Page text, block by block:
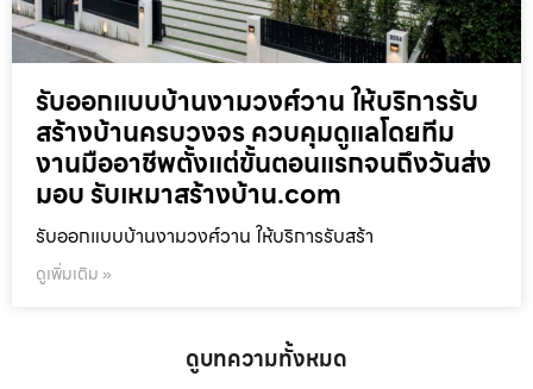
รับออกแบบบ้านงามวงศ์วาน ให้บริการรับ
สร้างบ้านครบวงจร ควบคุมดูแลโดยทีม
งานมืออาชีพตั้งแต่ขั้นตอนแรกจนถึงวันส่ง
มอบ รับเหมาสร้างบ้าน.com
รับออกแบบบ้านงามวงศ์วาน ให้บริการรับสร้า
ดูเพิ่มเติม »
ดูบทความทั้งหมด